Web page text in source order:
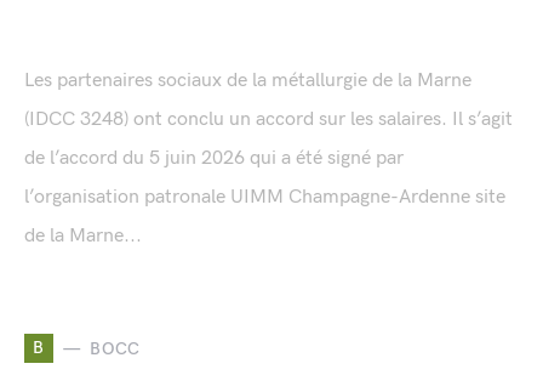
Les partenaires sociaux de la métallurgie de la Marne
(IDCC 3248) ont conclu un accord sur les salaires. Il s’agit
de l’accord du 5 juin 2026 qui a été signé par
l’organisation patronale UIMM Champagne-Ardenne site
de la Marne...
B BOCC